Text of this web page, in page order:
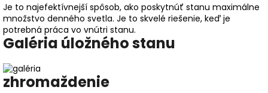
Je to najefektívnejší spôsob, ako poskytnúť stanu maximálne
množstvo denného svetla. Je to skvelé riešenie, keď je
potrebná práca vo vnútri stanu.
Galéria úložného stanu
zhromaždenie